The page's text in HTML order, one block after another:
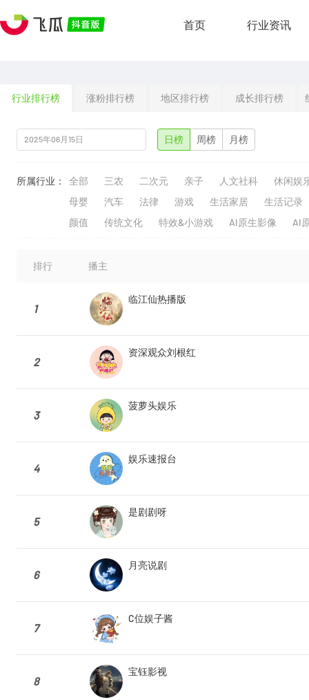
首页 行业资讯
行业排行榜 涨粉排行榜 地区排行榜 成长排行榜
日榜 周榜 月榜
所属行业： 全部 三农 二次元 亲子 人文社科
休闲娱
母婴
汽车 法律 游戏 生活家居
生活记录
颜值
传统文化 特效&小游戏 AI原生影像 AI
排行 播主
1
临江仙热播版
2
资深观众刘根红
3
菠萝头娱乐
4
娱乐速报台
5
是剧剧呀
6
月亮说剧
7
C位娱子酱
8
宝钰影视